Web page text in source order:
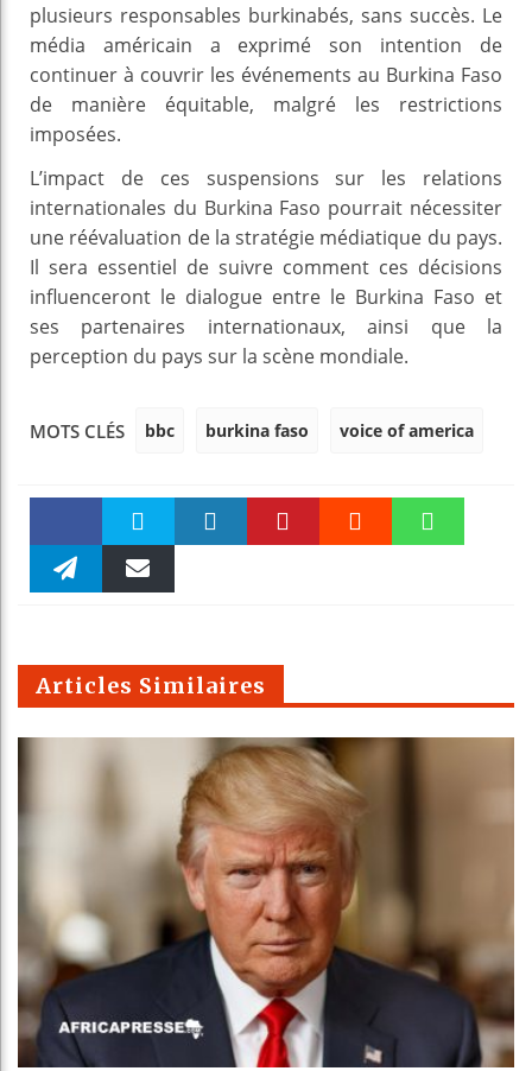
plusieurs responsables burkinabés, sans succès. Le
média américain a exprimé son intention de
continuer à couvrir les événements au Burkina Faso
de manière équitable, malgré les restrictions
imposées.
L’impact de ces suspensions sur les relations
internationales du Burkina Faso pourrait nécessiter
une réévaluation de la stratégie médiatique du pays.
Il sera essentiel de suivre comment ces décisions
influenceront le dialogue entre le Burkina Faso et
ses partenaires internationaux, ainsi que la
perception du pays sur la scène mondiale.
MOTS CLÉS bbc burkina faso voice of america
Faceboo Twitter
m
Articles Similaires